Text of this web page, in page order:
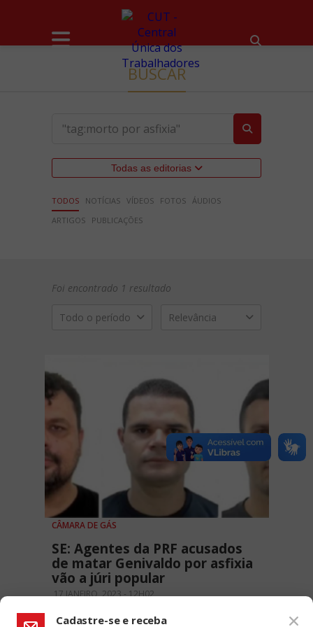
BUSCAR
Todas as editorias
TODOS NOTÍCIAS VÍDEOS FOTOS ÁUDIOS
ARTIGOS
PUBLICAÇÕES
Foi encontrado 1 resultado
Todo o período Relevância
CÂMARA DE GÁS
SE: Agentes da PRF acusados
de matar Genivaldo por asfixia
vão a júri popular
17 JANEIRO, 2023 - 12H02
Cadastre-se e receba